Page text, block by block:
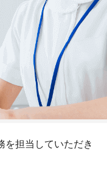
を担当していただき